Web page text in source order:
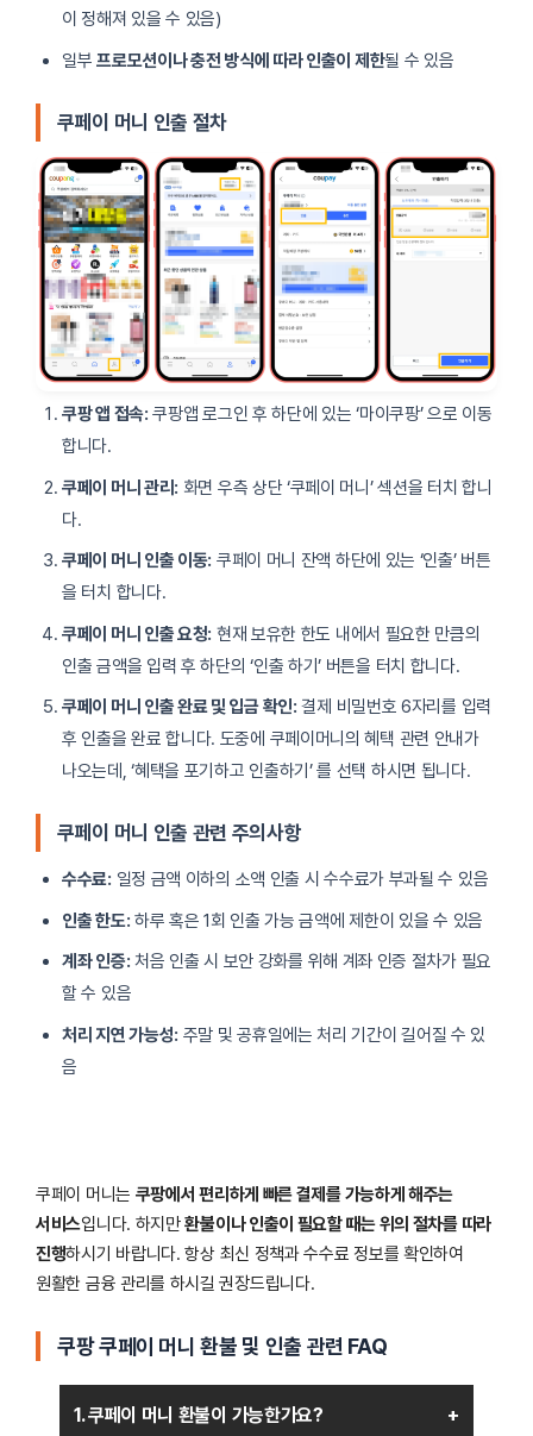
이 정해져 있을 수 있음)
일부프로모션이나 충전 방식에 따라 인출이 제한될 수 있음
쿠페이 머니 인출 절차
쿠팡 앱 접속: 쿠팡앱 로그인 후 하단에 있는 ‘마이쿠팡’ 으로 이동
합니다.
쿠페이 머니 관리: 화면 우측 상단 ‘쿠페이 머니’ 섹션을 터치 합니
다.
쿠페이 머니 인출 이동: 쿠페이 머니 잔액 하단에 있는 ‘인출’ 버튼
을 터치 합니다.
쿠페이 머니 인출 요청: 현재 보유한 한도 내에서 필요한 만큼의
인출 금액을 입력 후 하단의 ‘인출 하기’ 버튼을 터치 합니다.
쿠페이 머니 인출 완료 및 입금 확인: 결제 비밀번호 6자리를 입력
후 인출을 완료 합니다. 도중에 쿠페이머니의 혜택 관련 안내가
나오는데, ‘혜택을 포기하고 인출하기’ 를 선택 하시면 됩니다.
쿠페이 머니 인출 관련 주의사항
수수료: 일정 금액 이하의 소액 인출 시 수수료가 부과될 수 있음
인출 한도: 하루 혹은 1회 인출 가능 금액에 제한이 있을 수 있음
계좌 인증: 처음 인출 시 보안 강화를 위해 계좌 인증 절차가 필요
할 수 있음
처리 지연 가능성: 주말 및 공휴일에는 처리 기간이 길어질 수 있
음
쿠페이 머니는 쿠팡에서 편리하게 빠른 결제를 가능하게 해주는
서비스입니다. 하지만환불이나 인출이 필요할 때는 위의 절차를 따라
진행하시기 바랍니다. 항상 최신 정책과 수수료 정보를 확인하여
원활한 금융 관리를 하시길 권장드립니다.
쿠팡 쿠페이 머니 환불 및 인출 관련 FAQ
1. 쿠페이 머니 환불이 가능한가요?